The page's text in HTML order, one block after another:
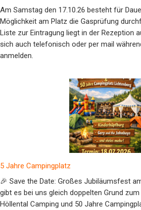
Am Samstag den 17.10.26 besteht für
Möglichkeit am Platz die Gasprüfung
Liste zur Eintragung liegt in der Rezeption
sich auch telefonisch oder per mail
anmelden.
5 Jahre Campingplatz
🎉 Save the Date: Großes Jubiläumsfest
gibt es bei uns gleich doppelten Grund zum
Höllental Camping und 50 Jahre